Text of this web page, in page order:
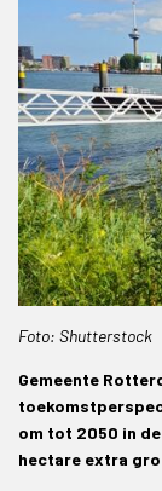
Foto: Shutterstock
Gemeente
om tot 2050 in
hectare extra